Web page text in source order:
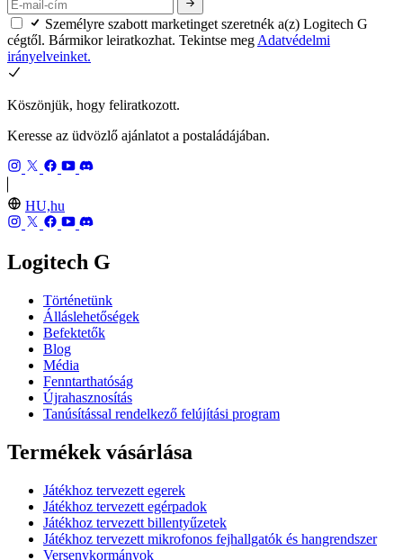
Személyre szabott marketinget szeretnék a(z) Logitech G
cégtől. Bármikor leiratkozhat. Tekintse megAdatvédelmi
irányelveinket.
Köszönjük, hogy feliratkozott.
Keresse az üdvözlő ajánlatot a postaládájában.
HU,hu
Logitech G
Történetünk
Álláslehetőségek
Befektetők
Blog
Média
Fenntarthatóság
Újrahasznosítás
Tanúsítással rendelkező felújítási program
Termékek vásárlása
Játékhoz tervezett egerek
Játékhoz tervezett egérpadok
Játékhoz tervezett billentyűzetek
Játékhoz tervezett mikrofonos fejhallgatók és hangrendszer
Versenykormányok